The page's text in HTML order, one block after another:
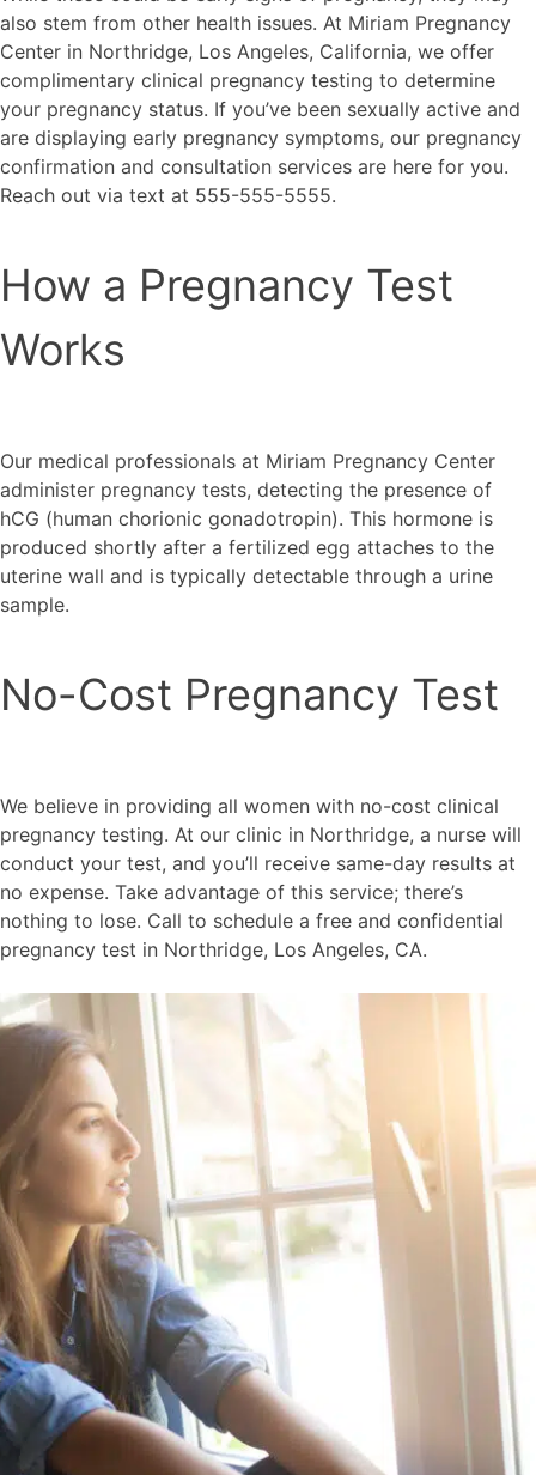
also stem from other health issues. At Miriam Pregnancy
Center in Northridge, Los Angeles, California, we offer
complimentary clinical pregnancy testing to determine
your pregnancy status. If you’ve been sexually active and
are displaying early pregnancy symptoms, our pregnancy
confirmation and consultation services are here for you.
Reach out via text at 555-555-5555.
How a Pregnancy Test
Works
Our medical professionals at Miriam Pregnancy Center
administer pregnancy tests, detecting the presence of
hCG (human chorionic gonadotropin). This hormone is
produced shortly after a fertilized egg attaches to the
uterine wall and is typically detectable through a urine
sample.
No-Cost Pregnancy Test
We believe in providing all women with no-cost clinical
pregnancy testing. At our clinic in Northridge, a nurse will
conduct your test, and you’ll receive same-day results at
no expense. Take advantage of this service; there’s
nothing to lose. Call to schedule a free and confidential
pregnancy test in Northridge, Los Angeles, CA.